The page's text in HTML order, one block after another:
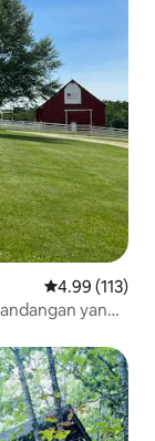
Penarafan
4.99 (113)
yang